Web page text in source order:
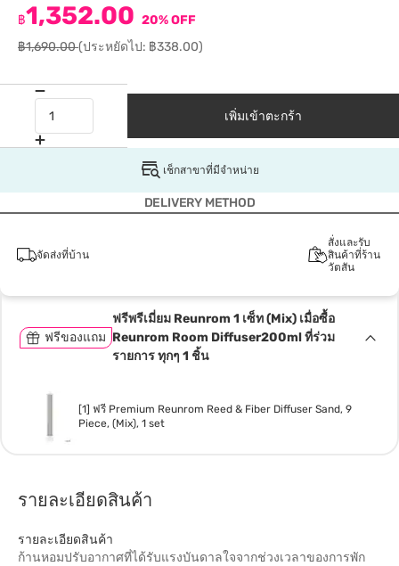
฿1,352.00 20% OFF
฿1,690.00(ประหยัดไป: ฿338.00)
เพิ่มเข้าตะกร้า
เช็กสาขาที่มีจำหน่าย
DELIVERY METHOD
จัดส่งที่บ้าน
สั่งและรับ
สินค้าที่ร้าน
วัตสัน
ฟรีของแถม
ฟรีพรีเมี่ยม Reunrom 1 เซ็ท (Mix) เมื่อซื้อ
Reunrom Room Diffuser200ml ที่ร่วม
รายการ ทุกๆ 1 ชิ้น
[1] ฟรี Premium Reunrom Reed & Fiber Diffuser Sand, 9
Piece, (Mix), 1 set
รายละเอียดสินค้า
รายละเอียดสินค้า
ก้านหอมปรับอากาศที่ได้รับแรงบันดาลใจจากช่วงเวลาของการพัก